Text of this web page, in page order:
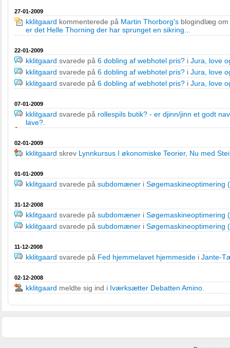
27-01-2009
kklitgaard kommenterede på Martin Thorborg's blogindlæg om
er det Helle Thorning der har sprunget en sikring..
22-01-2009
kklitgaard svarede på 6 dobling af webhotel pris? i Jura, love
kklitgaard svarede på 6 dobling af webhotel pris? i Jura, love
kklitgaard svarede på 6 dobling af webhotel pris? i Jura, love
07-01-2009
kklitgaard svarede på rollespils butik? - er djinn/jinn et godt
lave?
02-01-2009
kklitgaard skrev Lynnkursus I økonomiske Teorier, Nu med
01-01-2009
kklitgaard svarede på subdomæner i Søgemaskineoptimering
31-12-2008
kklitgaard svarede på subdomæner i Søgemaskineoptimering
kklitgaard svarede på subdomæner i Søgemaskineoptimering
11-12-2008
kklitgaard svarede på Fed hjemmelavet hjemmeside i Jante-
02-12-2008
kklitgaard meldte sig ind i Iværksætter Debatten Amino